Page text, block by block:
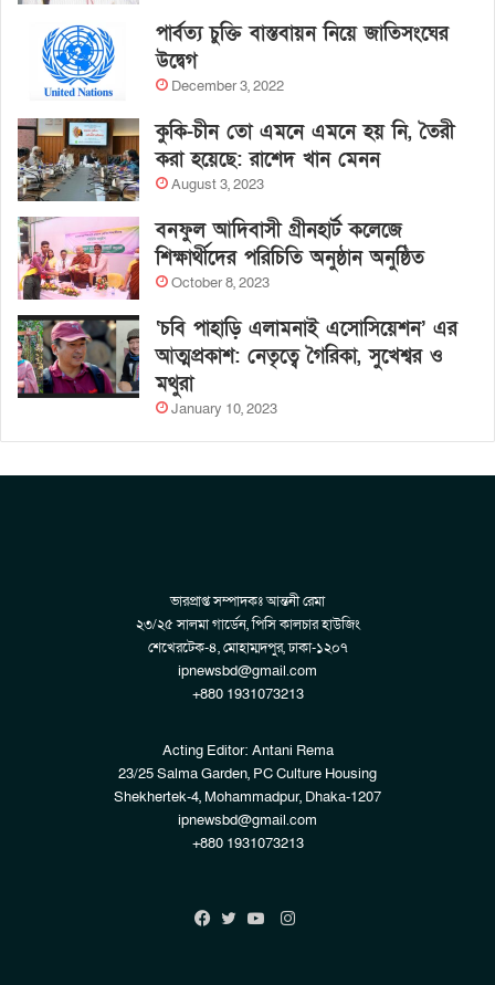
পার্বত্য চুক্তি বাস্তবায়ন নিয়ে জাতিসংঘের
উদ্বেগ
December 3, 2022
কুকি-চীন তো এমনে এমনে হয় নি, তৈরী
করা হয়েছে: রাশেদ খান মেনন
August 3, 2023
বনফুল আদিবাসী গ্রীনহার্ট কলেজে
শিক্ষার্থীদের পরিচিতি অনুষ্ঠান অনুষ্ঠিত
October 8, 2023
‘চবি পাহাড়ি এলামনাই এসোসিয়েশন’ এর
আত্মপ্রকাশ: নেতৃত্বে গৈরিকা, সুখেশ্বর ও
মথুরা
January 10, 2023
ভারপ্রাপ্ত সম্পাদকঃ আন্তনী রেমা
২৩/২৫ সালমা গার্ডেন, পিসি কালচার হাউজিং
শেখেরটেক-৪, মোহাম্মদপুর, ঢাকা-১২০৭
ipnewsbd@gmail.com
+880 1931073213
Acting Editor: Antani Rema
23/25 Salma Garden, PC Culture Housing
Shekhertek-4, Mohammadpur, Dhaka-1207
ipnewsbd@gmail.com
+880 1931073213
Instagram